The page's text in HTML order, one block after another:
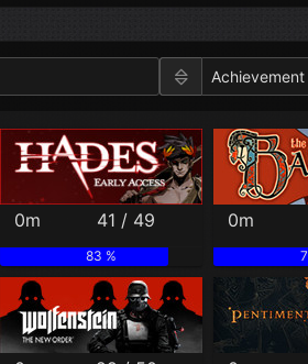
Genres Categories
0m 41 / 49
83 %
0m